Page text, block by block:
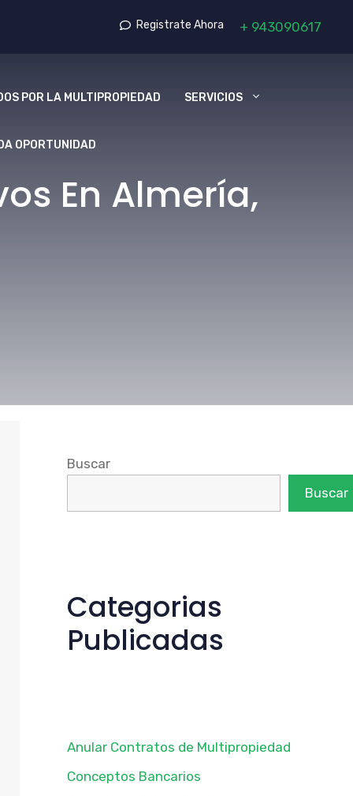
Registrate Ahora + 943090617
POR LA MULTIPROPIEDAD SERVICIOS
OPORTUNIDAD
En Almería,
Buscar
Buscar
Categorias
Publicadas
Anular Contratos de Multipropiedad
Conceptos Bancarios